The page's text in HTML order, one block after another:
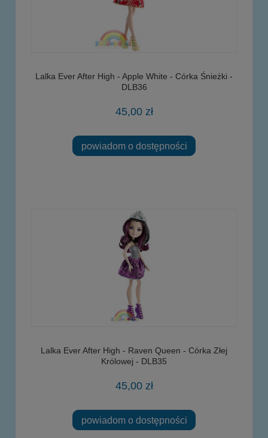
Lalka Ever After High - Apple White - Córka Śnieżki -
DLB36
45,00 zł
powiadom o dostępności
Lalka Ever After High - Raven Queen - Córka Złej
Królowej - DLB35
45,00 zł
powiadom o dostępności